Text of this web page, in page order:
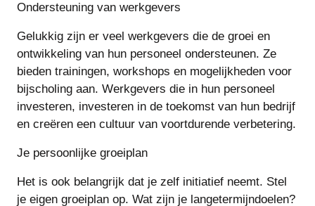
Ondersteuning van werkgevers
Gelukkig zijn er veel werkgevers die de groei en
ontwikkeling van hun personeel ondersteunen. Ze
bieden trainingen, workshops en mogelijkheden voor
bijscholing aan. Werkgevers die in hun personeel
investeren, investeren in de toekomst van hun bedrijf
en creëren een cultuur van voortdurende verbetering.
Je persoonlijke groeiplan
Het is ook belangrijk dat je zelf initiatief neemt. Stel
je eigen groeiplan op. Wat zijn je langetermijndoelen?